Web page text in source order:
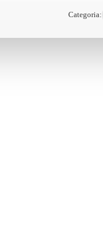
Categoria: